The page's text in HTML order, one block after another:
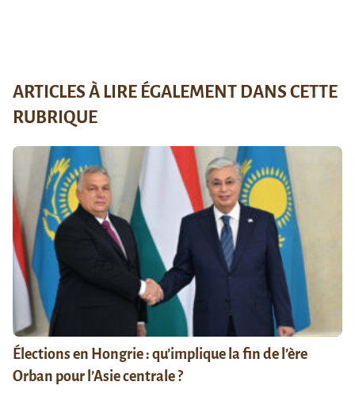
ARTICLES À LIRE ÉGALEMENT DANS CETTE
RUBRIQUE
Élections en Hongrie : qu’implique la fin de l’ère
Orban pour l’Asie centrale ?